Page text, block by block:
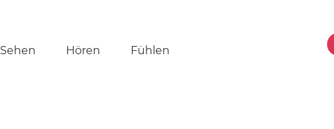
Sehen Hören Fühlen